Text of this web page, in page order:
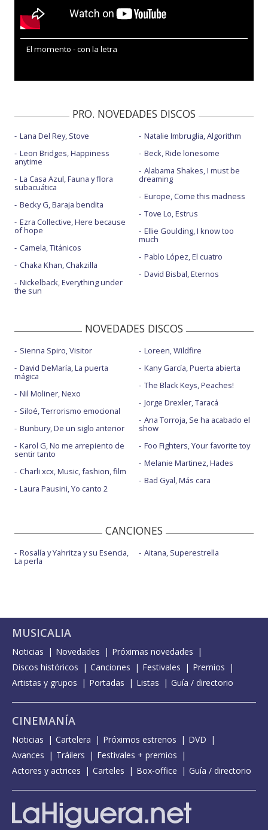
El momento - con la letra
PRO. NOVEDADES DISCOS
Lana Del Rey, Stove
Leon Bridges, Happiness
anytime
La Casa Azul, Fauna y flora
subacuática
Becky G, Baraja bendita
Ezra Collective, Here because
of hope
Camela, Titánicos
Chaka Khan, Chakzilla
Nickelback, Everything under
the sun
Natalie Imbruglia, Algorithm
Beck, Ride lonesome
Alabama Shakes, I must be
dreaming
Europe, Come this madness
Tove Lo, Estrus
Ellie Goulding, I know too
much
Pablo López, El cuatro
David Bisbal, Eternos
NOVEDADES DISCOS
Sienna Spiro, Visitor
David DeMaría, La puerta
mágica
Nil Moliner, Nexo
Siloé, Terrorismo emocional
Bunbury, De un siglo anterior
Karol G, No me arrepiento de
sentir tanto
Charli xcx, Music, fashion, film
Laura Pausini, Yo canto 2
Loreen, Wildfire
Kany García, Puerta abierta
The Black Keys, Peaches!
Jorge Drexler, Taracá
Ana Torroja, Se ha acabado el
show
Foo Fighters, Your favorite toy
Melanie Martinez, Hades
Bad Gyal, Más cara
CANCIONES
Rosalía y Yahritza y su Esencia,
La perla
Aitana, Superestrella
MUSICALIA
Noticias Novedades
Próximas novedades
Discos históricos
Canciones Festivales
Premios
Artistas y grupos
Portadas Listas Guía / directorio
CINEMANÍA
Noticias Cartelera Próximos estrenos
DVD
Avances
Tráilers
Festivales + premios
Actores y actrices
Carteles Box-office Guía / directorio